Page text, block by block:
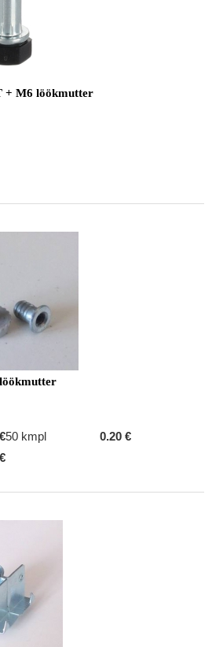
+ M6 löökmutter
50 kmpl
0.20 €